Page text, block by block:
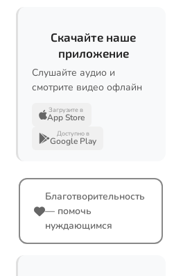
Скачайте наше
приложение
Слушайте аудио и
смотрите видео офлайн
Загрузите в
App Store
Доступно в
Google Play
Благотворительность
— помочь
нуждающимся